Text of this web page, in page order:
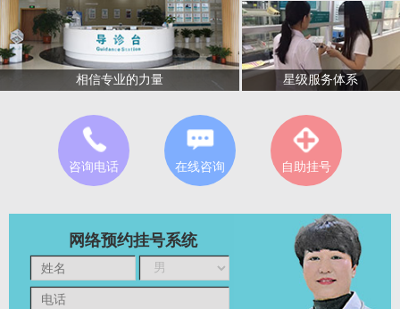
相信专业的力量 星级服务体系
咨询电话 在线咨询 自助挂号
网络预约挂号系统